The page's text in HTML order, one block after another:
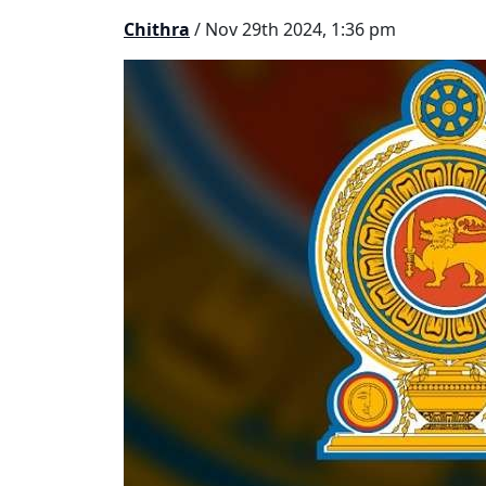
Chithra / Nov 29th 2024, 1:36 pm